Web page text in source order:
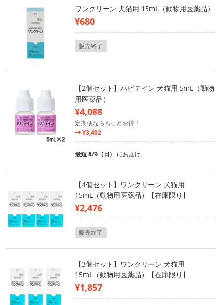
ワンクリーン 犬猫用 15mL（動物用医薬品）
¥680
販売終了
【2個セット】パピテイン 犬猫用 5mL（動物
用医薬品）
¥4,088
定期便ならもっとお得！
¥3,402
最短 8/9（日） にお届け
【4個セット】ワンクリーン 犬猫用
15mL（動物用医薬品）【在庫限り】
¥2,476
販売終了
【3個セット】ワンクリーン 犬猫用
15mL（動物用医薬品）【在庫限り】
¥1,857